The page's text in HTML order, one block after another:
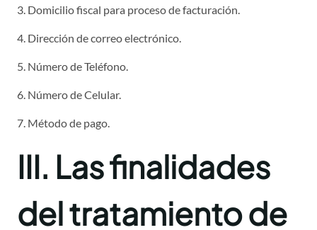
3. Domicilio fiscal para proceso de facturación.
4. Dirección de correo electrónico.
5. Número de Teléfono.
6. Número de Celular.
7. Método de pago.
III. Las finalidades
del tratamiento de